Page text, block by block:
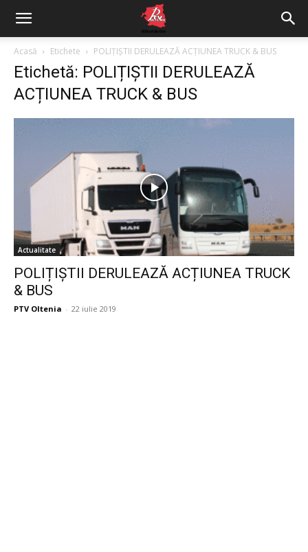
Acasă Etichete POLIȚIȘTII DERULEAZĂ ACȚIUNEA TRUCK & BUS
Etichetă: POLIȚIȘTII DERULEAZĂ
ACȚIUNEA TRUCK & BUS
Actualitate
POLIȚIȘTII DERULEAZĂ ACȚIUNEA TRUCK
& BUS
PTV Oltenia - 22 iulie 2019